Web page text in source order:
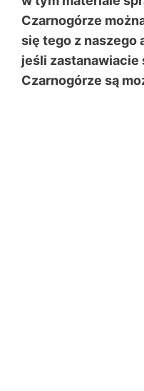
Czarnogórze
się tego z naszego
jeśli zastanawiacie
Czarnogórze są